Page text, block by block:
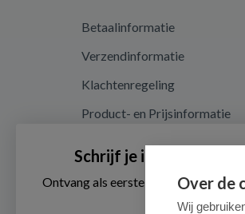
Betaalinformatie
Verzendinformatie
Klachtenregeling
Product- en Prijsinformatie
Recalls en terugroepacties
Algemene voorwaarden
Privacy en cookieverklaring
Over de
Wij
Schrijf je in voor onze
Ontvang als eerste de beste